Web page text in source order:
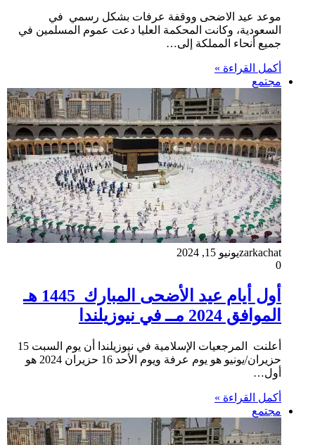
موعد عيد الاضحى ووقفة عرفات بشكل رسمي في
السعودية، وكانت المحكمة العليا دعت عموم المسلمين في
جميع أنحاء المملكة إلى…
أكمل القراءة »
مجتمع
zarkachatيونيو 15, 2024
0
أول أيام عيد الأضحى المبارك 1445 هـ
الموافق 2024 مــ في نيوزيلندا
أعلنت المرجعيات الإسلامية في نيوزيلندا أن يوم السبت 15
حزيران/يونيو هو يوم عرفة ويوم الأحد 16 حزيران 2024 هو
أول…
أكمل القراءة »
مجتمع